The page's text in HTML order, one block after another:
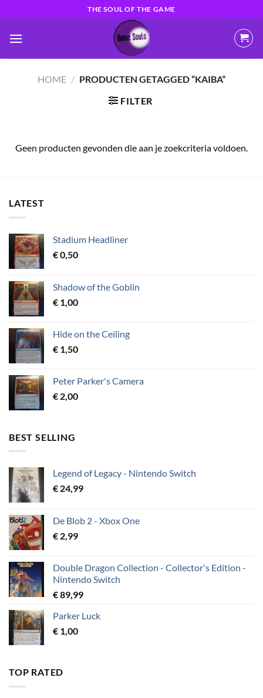
naar
inhoud
THE SOUL OF THE GAME
HOME / PRODUCTEN GETAGGED “KAIBA”
FILTER
Geen producten gevonden die aan je zoekcriteria voldoen.
LATEST
Stadium Headliner
€0,50
Shadow of the Goblin
€ 1,00
Hide on the Ceiling
€ 1,50
Peter Parker's Camera
€ 2,00
BEST SELLING
Legend of Legacy - Nintendo Switch
€ 24,99
De Blob 2 - Xbox One
€ 2,99
Double Dragon Collection - Collector's Edition -
Nintendo Switch
€89,99
Parker Luck
€ 1,00
TOP RATED